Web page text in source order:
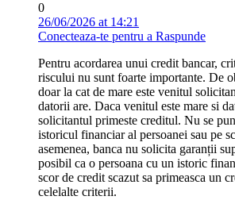
0
26/06/2026 at 14:21
Conecteaza-te pentru a Raspunde
Pentru acordarea unui credit bancar,
riscului nu sunt foarte importante. De
doar la cat de mare este venitul
datorii are. Daca venitul este mare si
solicitantul primeste creditul. Nu se
istoricul financiar al persoanei sau pe
asemenea, banca nu solicita garanții
posibil ca o persoana cu un istoric
scor de credit scazut sa primeasca un
celelalte criterii.